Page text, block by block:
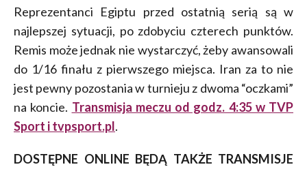
Reprezentanci Egiptu przed ostatnią serią są w
najlepszej sytuacji, po zdobyciu czterech punktów.
Remis może jednak nie wystarczyć, żeby awansowali
do 1/16 finału z pierwszego miejsca. Iran za to nie
jest pewny pozostania w turnieju z dwoma “oczkami”
na koncie. Transmisja meczu od godz. 4:35 w TVP
Sport i tvpsport.pl.
DOSTĘPNE ONLINE BĘDĄ TAKŻE TRANSMISJE